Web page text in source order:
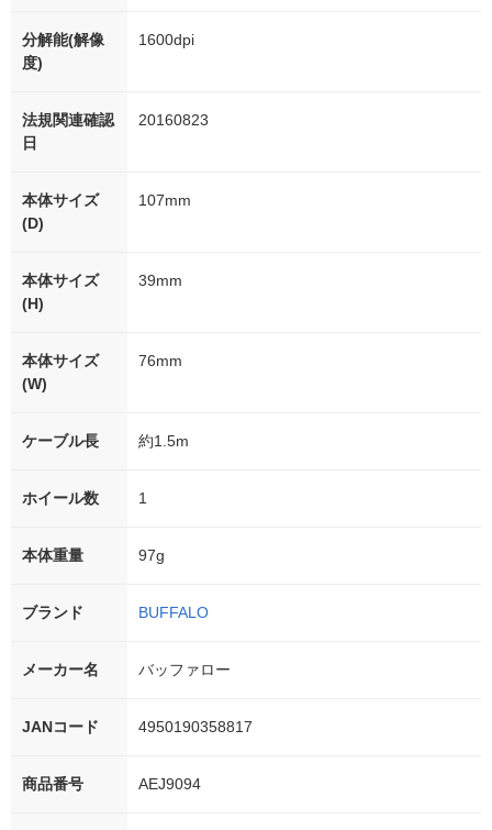
分解能(解像
度)
1600dpi
法規関連確認
日
20160823
本体サイズ
(D)
107mm
本体サイズ
(H)
39mm
本体サイズ
(W)
76mm
ケーブル長 約1.5m
ホイール数 1
本体重量 97g
ブランド BUFFALO
メーカー名 バッファロー
JANコード 4950190358817
商品番号 AEJ9094